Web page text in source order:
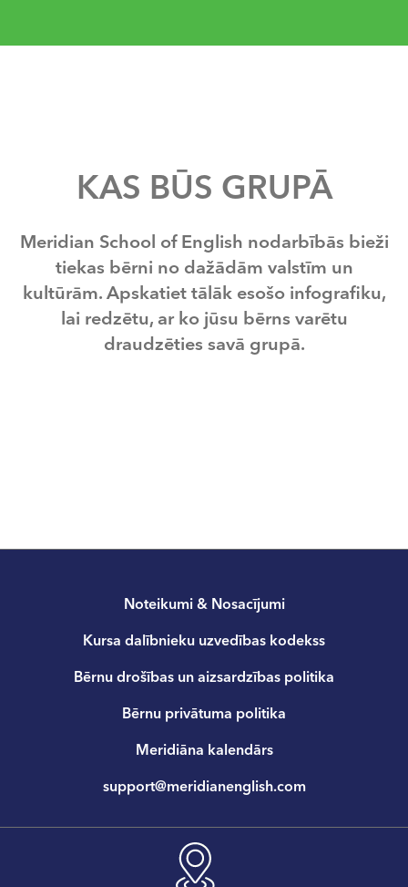
KAS BŪS GRUPĀ
Meridian School of English nodarbībās bieži
tiekas bērni no dažādām valstīm un
kultūrām. Apskatiet tālāk esošo infografiku,
lai redzētu, ar ko jūsu bērns varētu
draudzēties savā grupā.
Noteikumi & Nosacījumi
Kursa dalībnieku uzvedības kodekss
Bērnu drošības un aizsardzības politika
Bērnu privātuma politika
Meridiāna kalendārs
support@meridianenglish.com